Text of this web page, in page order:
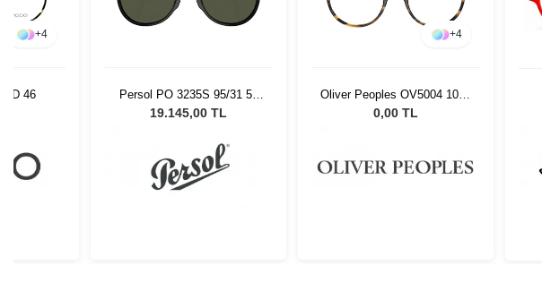
+4
46
Persol PO 3235S 95/31 55
Unisex Güneş Gözlüğü
19.145,00 TL
+4
Oliver Peoples OV5004 1003
47
0,00 TL